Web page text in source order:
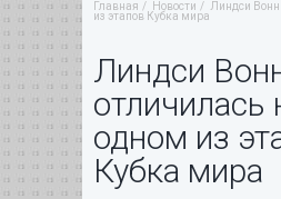
Главная Новости
Линдси
из этапов Кубка мира
Линдси
отличилась
одном из
Кубка мира